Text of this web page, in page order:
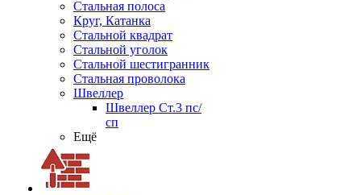
Стальная полоса
Круг, Катанка
Стальной квадрат
Стальной уголок
Стальной шестигранник
Стальная проволока
Швеллер
Швеллер Ст.3 пс/
сп
Ещё